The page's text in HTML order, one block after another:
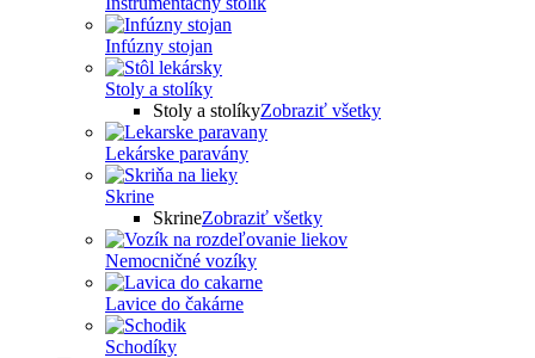
Infúzny stojan
Stoly a stolíky
Stoly a stolíkyZobraziť všetky
Lekárske paravány
Skrine
SkrineZobraziť všetky
Nemocničné vozíky
Lavice do čakárne
Schodíky